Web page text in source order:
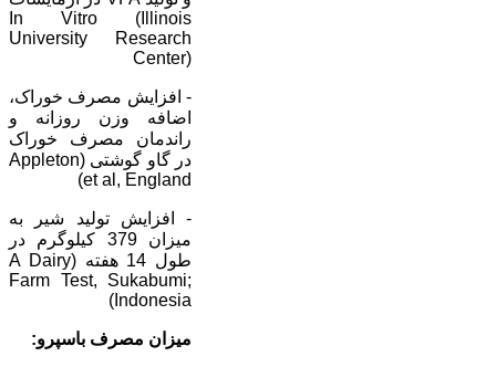
In Vitro (Illinois
University Research
Center)
- افزايش مصرف خوراک،
اضافه وزن روزانه و
راندمان مصرف خوراک
در گاو گوشتی (Appleton
et al, England)
- افزايش توليد شير به
ميزان 379 کيلوگرم در
طول 14 هفته (A Dairy
Farm Test, Sukabumi;
Indonesia)
ميزان مصرف باسپرو: